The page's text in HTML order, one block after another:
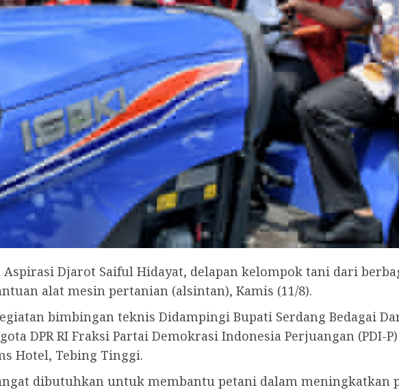
Djarot Saiful Hidayat, delapan kelompok tani dari
alat mesin pertanian (alsintan), Kamis (11/8).
bimbingan teknis Didampingi Bupati Serdang Bedagai
DPR RI Fraksi Partai Demokrasi Indonesia Perjuangan (PDI-
Hotel, Tebing Tinggi.
dibutuhkan untuk membantu petani dalam meningkatkan